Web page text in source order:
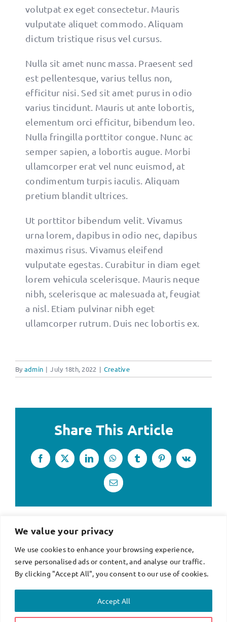
We value your privacy
We use cookies to enhance your browsing experience,
serve personalised ads or content, and analyse our traffic.
By clicking "Accept All", you consent to our use of cookies.
Accept All
volutpat ex eget consectetur. Mauris
vulputate aliquet commodo. Aliquam
dictum tristique risus vel cursus.
Nulla sit amet nunc massa. Praesent sed
est pellentesque, varius tellus non,
efficitur nisi. Sed sit amet purus in odio
varius tincidunt. Mauris ut ante lobortis,
elementum orci efficitur, bibendum leo.
Nulla fringilla porttitor congue. Nunc ac
semper sapien, a lobortis augue. Morbi
ullamcorper erat vel nunc euismod, at
condimentum turpis iaculis. Aliquam
pretium blandit ultrices.
Ut porttitor bibendum velit. Vivamus
urna lorem, dapibus in odio nec, dapibus
maximus risus. Vivamus eleifend
vulputate egestas. Curabitur in diam eget
lorem vehicula scelerisque. Mauris neque
nibh, scelerisque ac malesuada at, feugiat
a nisl. Etiam pulvinar nibh eget
ullamcorper rutrum. Duis nec lobortis ex.
By admin | July 18th, 2022 | Creative
Share This Article
Facebook
X LinkedInWhatsAppTumblrPinterestVk
Email
© Doghouse Studio.August 3, 2026 Website by
We Do Fruition